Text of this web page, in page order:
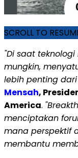
SCROLL TO
"Di saat
mungkin,
lebih penting
Mensah,
America.
menciptakan
mana perspektif
membantu